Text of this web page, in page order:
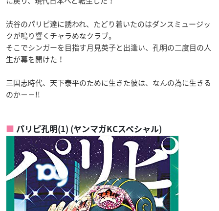
渋谷のパリピ達に誘われ、たどり着いたのはダンスミュージッ
クが鳴り響くチャラめなクラブ。
そこでシンガーを目指す月見英子と出逢い、孔明の二度目の人
生が幕を開けた！
三国志時代、天下泰平のために生きた彼は、なんの為に生きる
のか－－!!
パリピ孔明(1) (ヤンマガKCスペシャル)